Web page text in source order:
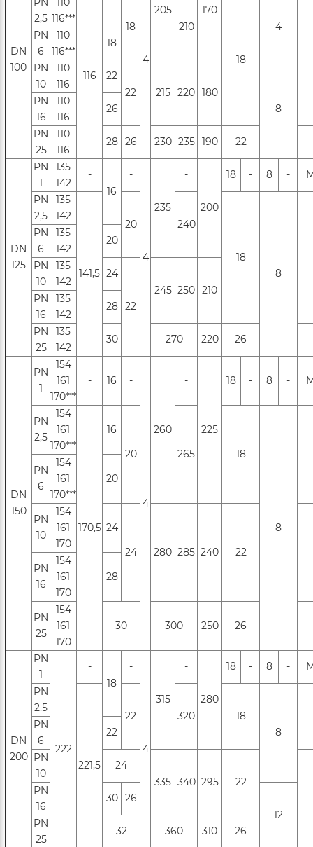
DN
100
4
205 170
2,5 116***
116
18 210
18
4
PN
6
110
116***
18
РN
10
110
116
22
22
215 220 180
8
РN
16
110
116
26
PN
25
110
116
28 26 230 235 190 22
DN
125
PN
1
135
142
-
16
-
4
235
-
200
18 - 8 -
PN
2,5
135
142
141,5
20 240
18
8
PN
6
135
142
20
РN
10
135
142
24
22
245 250 210
РN
16
135
142
28
PN
25
135
142
30 270 220 26
DN
150
PN
1
154
161
170***
- 16 -
4
260
-
225
18 - 8 -
PN
2,5
154
161
170***
170,5
16
20
265 18
8
PN
6
154
161
170***
20
РN
10
154
161
170
24
24
280 285 240
22
РN
16
154
161
170
28
PN
25
154
161
170
30 300 250 26
DN
200
PN
1
222
-
18
-
4
315
-
280
18 - 8 -
PN
2,5
221,5
22 320
18
8
PN
6
22
РN
10
24
335 340 295 22
РN
16
30 26
12
PN
25
32 360 310 26